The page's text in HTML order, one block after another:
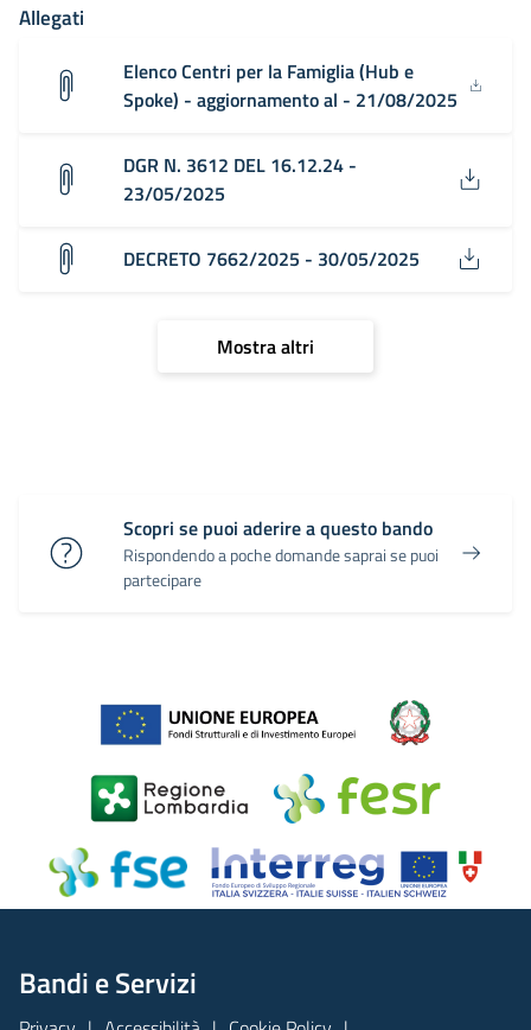
Allegati
Elenco Centri per la Famiglia (Hub e
Spoke) - aggiornamento al - 21/08/2025
DGR N. 3612 DEL 16.12.24 -
23/05/2025
DECRETO 7662/2025 - 30/05/2025
Mostra altri
Scopri se puoi aderire a questo bando
Rispondendo a poche domande saprai se puoi
partecipare
Bandi e Servizi